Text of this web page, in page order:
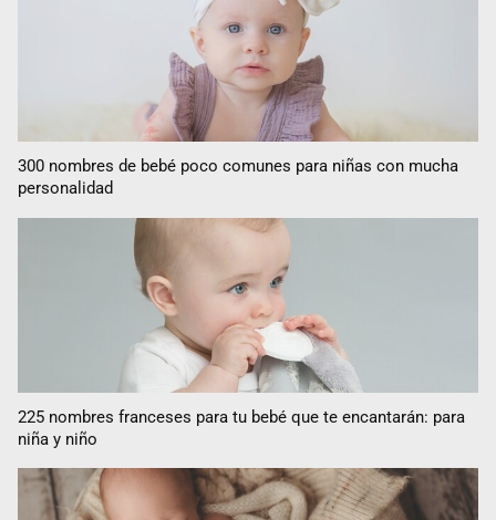
300 nombres de bebé poco comunes para niñas con mucha
personalidad
225 nombres franceses para tu bebé que te encantarán: para
niña y niño